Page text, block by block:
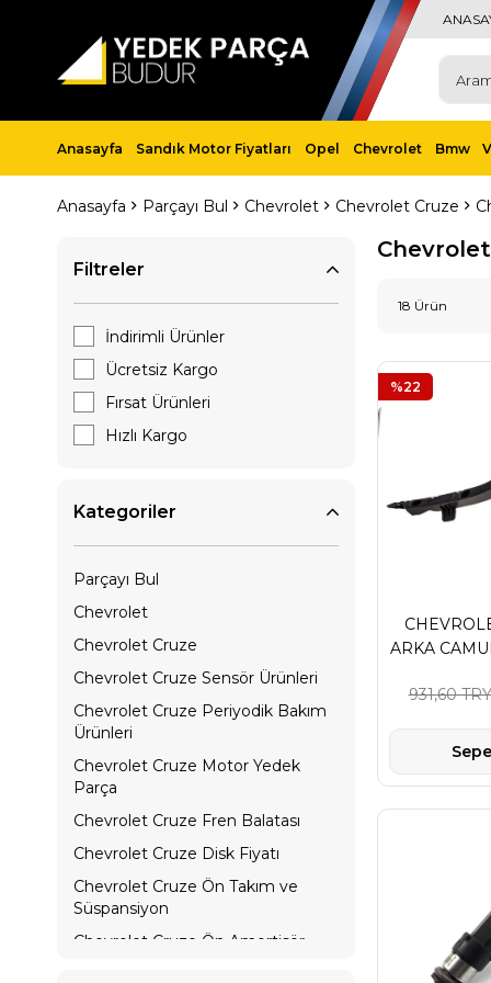
Anasayfa Sandık Motor Fiyatları Opel Chevrolet Bmw
Anasayfa Parçayı Bul Chevrolet Chevrolet Cruze
Filtreler
İndirimli Ürünler
Ücretsiz Kargo
Fırsat Ürünleri
Hızlı Kargo
Kategoriler
Parçayı Bul
Chevrolet
Chevrolet Cruze
Chevrolet Cruze Sensör Ürünleri
Chevrolet Cruze Periyodik Bakım
Ürünleri
Chevrolet Cruze Motor Yedek
Parça
Chevrolet Cruze Fren Balatası
Chevrolet Cruze Disk Fiyatı
Chevrolet Cruze Ön Takım ve
Süspansiyon
Chevrolet Cruze Ön Amortisör
18 Ürün
ARKA
931,60 TRY
%22